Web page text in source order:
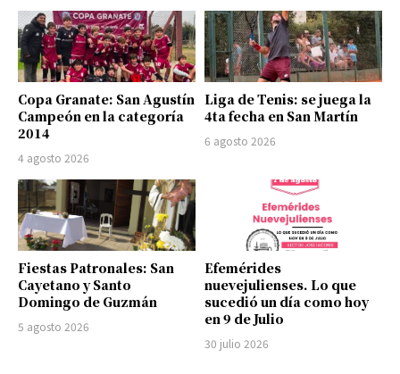
Copa Granate: San Agustín
Campeón en la categoría
2014
4 agosto 2026
Liga de Tenis: se juega la
4ta fecha en San Martín
6 agosto 2026
Fiestas Patronales: San
Cayetano y Santo
Domingo de Guzmán
5 agosto 2026
Efemérides
nuevejulienses. Lo que
sucedió un día como hoy
en 9 de Julio
30 julio 2026